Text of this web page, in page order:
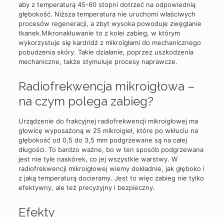
aby z temperaturą 45-60 stopni dotrzeć na odpowiednią
głębokość. Niższa temperatura nie uruchomi właściwych
procesów regeneracji, a zbyt wysoka powoduje zwęglanie
tkanek.Mikronakłuwanie to z kolei zabieg, w którym
wykorzystuje się kardridż z mikroigłami do mechanicznego
pobudzenia skóry. Takie działanie, poprzez uszkodzenia
mechaniczne, także stymuluje procesy naprawcze.
Radiofrekwencja mikroigłowa –
na czym polega zabieg?
Urządzenie do frakcyjnej radiofrekwencji mikroigłowej ma
głowicę wyposażoną w 25 mikroigieł, które po wkłuciu na
głębokość od 0,5 do 3,5 mm podgrzewane są na całej
długości. To bardzo ważne, bo w ten sposób podgrzewana
jest nie tyle naskórek, co jej wszystkie warstwy. W
radiofrekwencji mikroigłowej wiemy dokładnie, jak głęboko i
z jaką temperaturą docieramy. Jest to więc zabieg nie tylko
efektywny, ale też precyzyjny i bezpieczny.
Efekty